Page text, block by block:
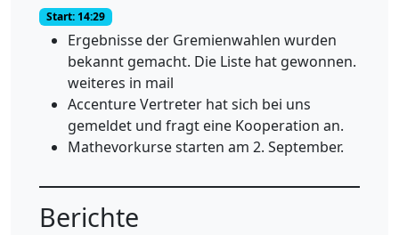
Start: 14:29
Ergebnisse der Gremienwahlen wurden
bekannt gemacht. Die Liste hat gewonnen.
weiteres in mail
Accenture Vertreter hat sich bei uns
gemeldet und fragt eine Kooperation an.
Mathevorkurse starten am 2. September.
Berichte